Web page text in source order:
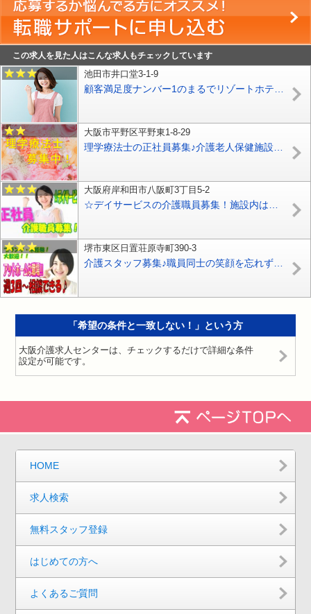
この求人を見た人はこんな求人もチェックしています
池田市井口堂3-1-9
大阪市平野区平野東1-8-29
大阪府岸和田市八阪町3丁目5-2
堺市東区日置荘原寺町390-3
「希望の条件と一致しない！」という方
大阪介護求人センターは、チェックするだけで詳細な条件
設定が可能です。
HOME
求人検索
無料スタッフ登録
はじめての方へ
よくあるご質問